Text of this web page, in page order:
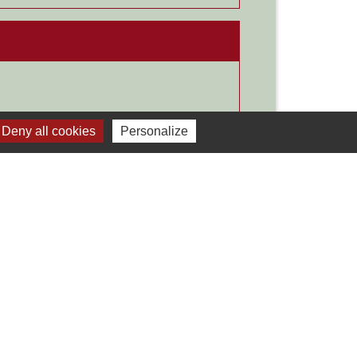
Signaler une erreur sur cette page
Deny all cookies Personalize